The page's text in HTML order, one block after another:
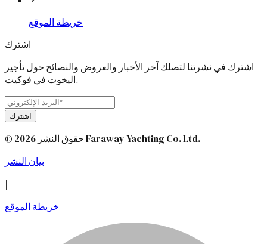
خريطة الموقع
اشترك
اشترك في نشرتنا لتصلك آخر الأخبار والعروض والنصائح حول تأجير
اليخوت في فوكيت.
اشترك
© 2026 حقوق النشر Faraway Yachting Co. Ltd.
بيان النشر
|
خريطة الموقع